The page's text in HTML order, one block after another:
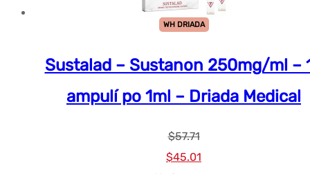
WH DRIADA
Sustalad – Sustanon 250mg/ml –
ampulí po 1ml – Driada Medical
$57.71
Původní
$45.01